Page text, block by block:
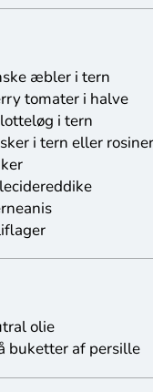
æbler i tern
tomater i halve
i tern
i tern eller rosiner
olie
buketter af persille